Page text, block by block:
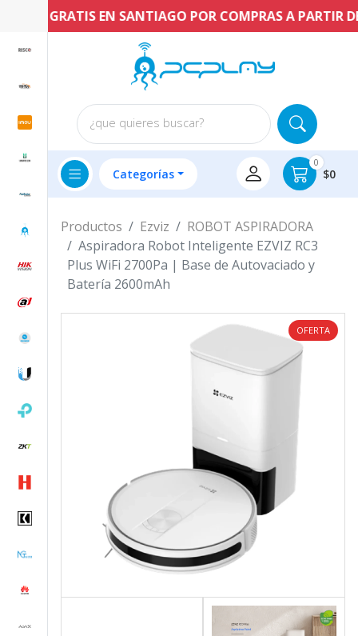
GRATIS EN SANTIAGO POR COMPRAS A PARTIR DE
¿que quieres buscar?
Categorías
0
$0
Productos Ezviz
ROBOT ASPIRADORA
Aspiradora Robot Inteligente EZVIZ RC3
Plus WiFi 2700Pa | Base de Autovaciado y
Batería 2600mAh
OFERTA